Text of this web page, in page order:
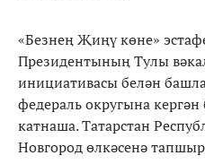
«Безнең Җиңү көне»
Президентының Тулы
инициативасы белән
федераль округына
катнаша. Татарстан
Новгород өлкәсенә